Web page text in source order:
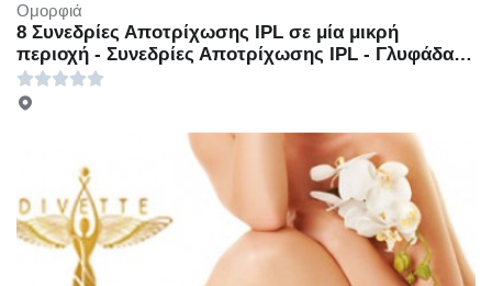
Ομορφιά
8 Συνεδρίες Αποτρίχωσης IPL σε μία μικρή
περιοχή - Συνεδρίες Αποτρίχωσης IPL - Γλυφάδα -
29€ για 8 Συνεδρίες Αποτρίχωσης IPL σε μία μικρή
περιοχή ή 39€ για 8 Συνεδρίες Αποτρίχωσης IPL σε
Αποτρίχωσης IPL σε Full Face ή Full Bikini ή Μέση
ή Ώμους ή 99€ για 8 Συνεδρίες Αποτρίχωσης IPL σε
μία μεγάλη περιοχή ή 169€ για 8 Συνεδρίες
Αποτρίχωσης IPL σε μία πολύ μεγάλη περιοχή
(Έκπτωση 90%), από το «Vita Plus» στη
Γλυφάδα!!!